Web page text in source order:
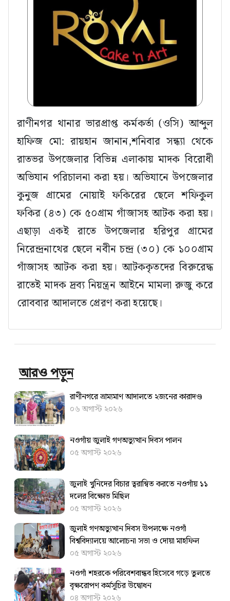
রাণীনগর থানার ভারপ্রাপ্ত কর্মকর্তা (ওসি) আব্দুল
হাফিজ মো: রায়হান জানান,শনিবার সন্ধ্যা থেকে
রাতভর উপজেলার বিভিন্ন এলাকায় মাদক বিরোধী
অভিযান পরিচালনা করা হয়। অভিযানে উপজেলার
কুনুজ গ্রামের নোয়াই ফকিরের ছেলে শফিকুল
ফকির (৪৩) কে ৫০গ্রাম গাঁজাসহ আটক করা হয়।
এছাড়া একই রাতে উপজেলার হরিপুর গ্রামের
নিরেন্দ্রনাথের ছেলে নবীন চন্দ্র (৩০) কে ১০০গ্রাম
গাঁজাসহ আটক করা হয়। আটককৃতদের বিরুরেদ্ধ
রাতেই মাদক দ্রব্য নিয়ন্ত্রন আইনে মামলা রুজু করে
রোববার আদালতে প্রেরণ করা হয়েছে।
আরও পড়ুন
রাণীনগরে ভ্রাম্যমাণ আদালতে ২জনের কারাদণ্ড
০৬ অগাস্ট ২০২৬
নওগাঁয় জুলাই গণঅভ্যুত্থান দিবস পালন
০৫ অগাস্ট ২০২৬
জুলাই খুনিদের বিচার ত্বরান্বিত করতে ‎নওগাঁয় ১১
দলের বিক্ষোভ মিছিল
০৫ অগাস্ট ২০২৬
জুলাই গণঅভ্যুত্থান দিবস উপলক্ষে নওগাঁ
বিশ্ববিদ্যালয়ে আলোচনা সভা ও দোয়া মাহফিল
০৫ অগাস্ট ২০২৬
নওগাঁ শহরকে পরিবেশবান্ধব হিসেবে গড়ে তুলতে
বৃক্ষরোপণ কর্মসূচির উদ্বোধন
০৪ অগাস্ট ২০২৬